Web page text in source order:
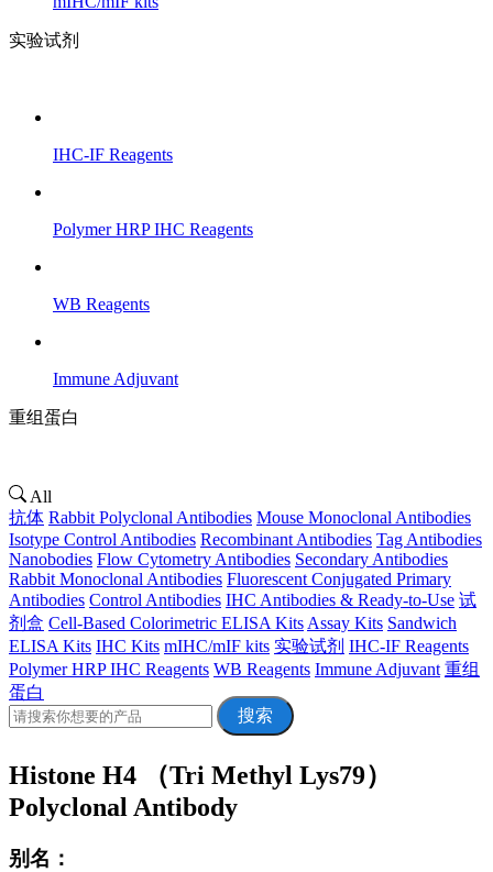
实验试剂
IHC-IF Reagents
Polymer HRP IHC Reagents
WB Reagents
Immune Adjuvant
重组蛋白
All
抗体 Rabbit Polyclonal Antibodies Mouse Monoclonal Antibodies
Isotype Control Antibodies Recombinant Antibodies Tag Antibodies
Nanobodies Flow Cytometry Antibodies Secondary Antibodies
Rabbit Monoclonal Antibodies Fluorescent Conjugated Primary
Antibodies Control Antibodies IHC Antibodies & Ready-to-Use 试
剂盒 Cell-Based Colorimetric ELISA Kits Assay Kits Sandwich
ELISA Kits IHC Kits mIHC/mIF kits 实验试剂 IHC-IF Reagents
Polymer HRP IHC Reagents WB Reagents Immune Adjuvant 重组
蛋白
搜索
Histone H4 （Tri Methyl Lys79）
Polyclonal Antibody
别名：